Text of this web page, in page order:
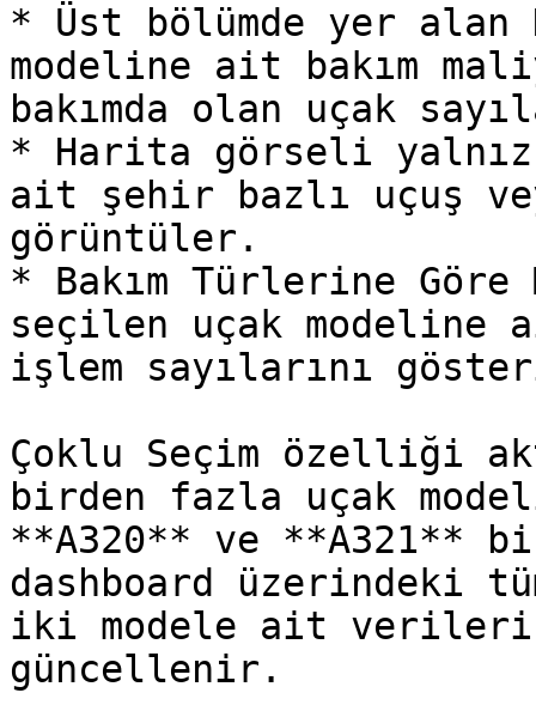
* Üst bölümde yer
modeline ait bakım
bakımda olan uçak
* Harita görseli
ait şehir bazlı uçuş
görüntüler.
* Bakım Türlerine
seçilen uçak modeline
işlem sayılarını
Çoklu Seçim özelliği
birden fazla uçak
**A320** ve **A321**
dashboard
iki modele ait verileri
güncellenir.